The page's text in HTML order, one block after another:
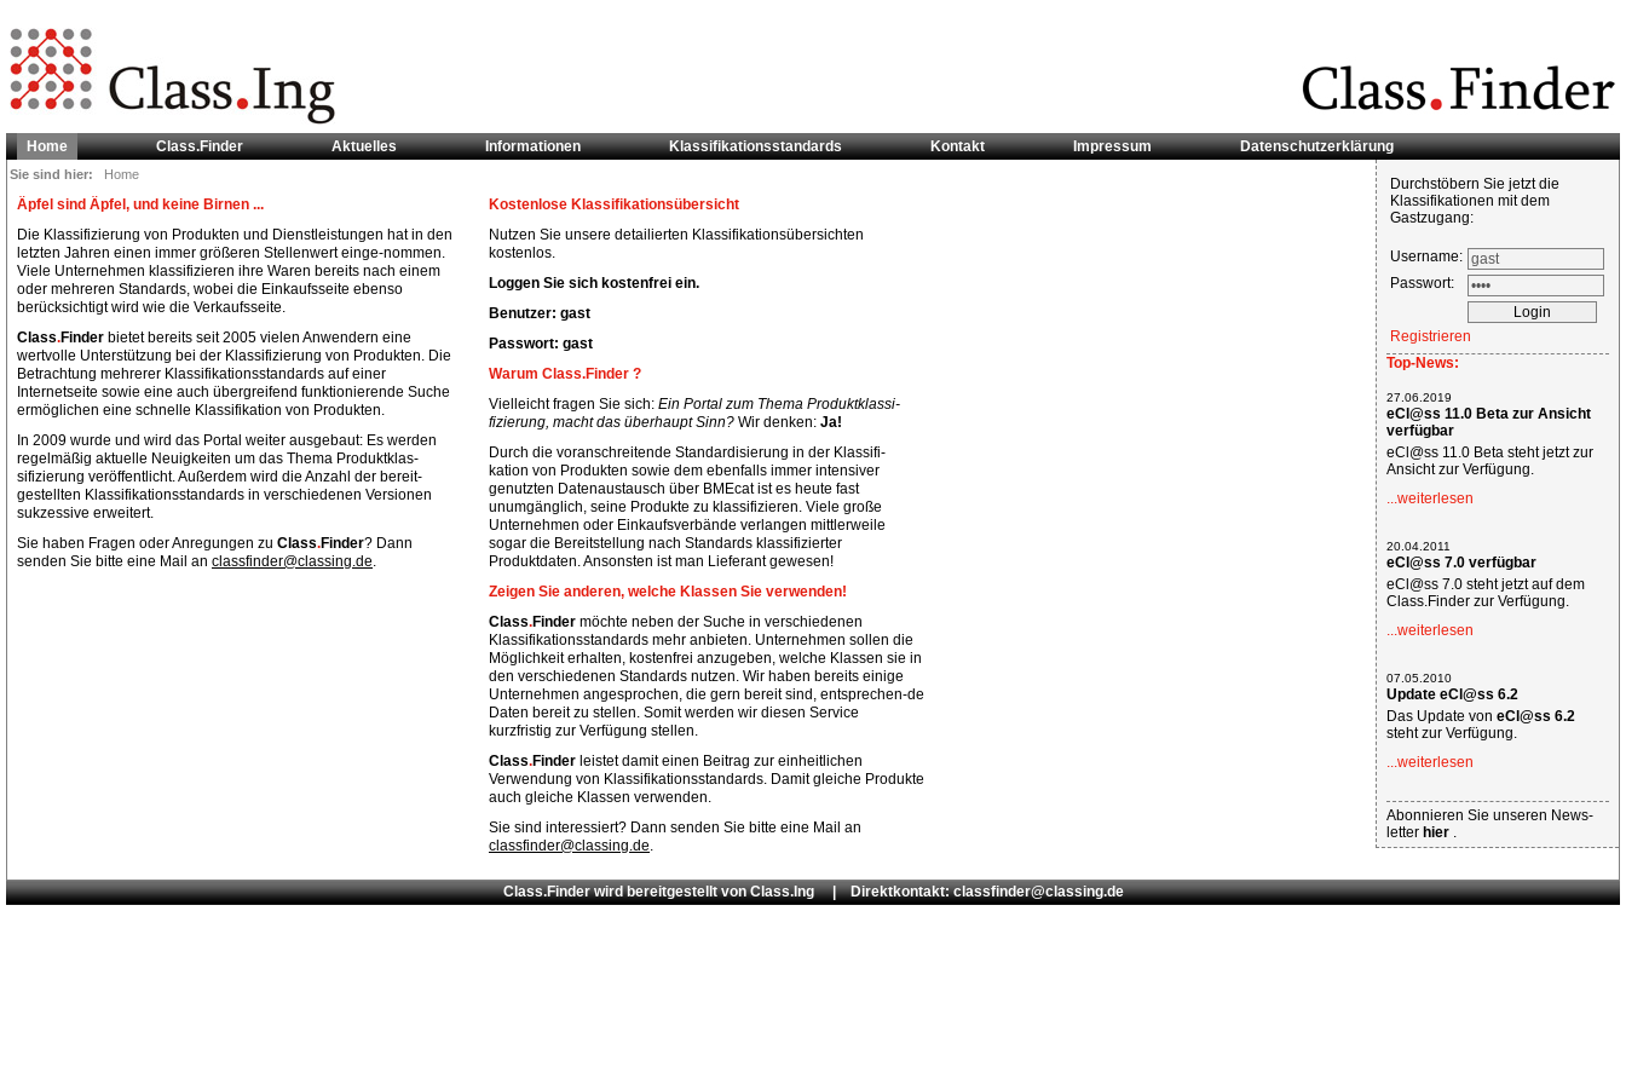
Sie sind hier: Home
Home Class.Finder Aktuelles Informationen Klassifikationsstandards Kontakt Impressum Datenschutzerklärung
Äpfel sind Äpfel, und keine Birnen ...
Die Klassifizierung von Produkten und Dienstleistungen hat in den
letzten Jahren einen immer größeren Stellenwert einge-nommen.
Viele Unternehmen klassifizieren ihre Waren bereits nach einem
oder mehreren Standards, wobei die Einkaufsseite ebenso
berücksichtigt wird wie die Verkaufsseite.
Class.Finder bietet bereits seit 2005 vielen Anwendern eine
wertvolle Unterstützung bei der Klassifizierung von Produkten. Die
Betrachtung mehrerer Klassifikationsstandards auf einer
Internetseite sowie eine auch übergreifend funktionierende Suche
ermöglichen eine schnelle Klassifikation von Produkten.
In 2009 wurde und wird das Portal weiter ausgebaut: Es werden
regelmäßig aktuelle Neuigkeiten um das Thema Produktklas-
sifizierung veröffentlicht. Außerdem wird die Anzahl der bereit-
gestellten Klassifikationsstandards in verschiedenen Versionen
sukzessive erweitert.
Sie haben Fragen oder Anregungen zu Class.Finder? Dann
senden Sie bitte eine Mail an classfinder@classing.de.
Kostenlose Klassifikationsübersicht
Nutzen Sie unsere detailierten Klassifikationsübersichten
kostenlos.
Loggen Sie sich kostenfrei ein.
Benutzer: gast
Passwort: gast
Warum Class.Finder ?
Vielleicht fragen Sie sich: Ein Portal zum Thema Produktklassi-
fizierung, macht das überhaupt Sinn? Wir denken: Ja!
Durch die voranschreitende Standardisierung in der Klassifi-
kation von Produkten sowie dem ebenfalls immer intensiver
genutzten Datenaustausch über BMEcat ist es heute fast
unumgänglich, seine Produkte zu klassifizieren. Viele große
Unternehmen oder Einkaufsverbände verlangen mittlerweile
sogar die Bereitstellung nach Standards klassifizierter
Produktdaten. Ansonsten ist man Lieferant gewesen!
Zeigen Sie anderen, welche Klassen Sie verwenden!
Class.Finder möchte neben der Suche in verschiedenen
Klassifikationsstandards mehr anbieten. Unternehmen sollen die
Möglichkeit erhalten, kostenfrei anzugeben, welche Klassen sie in
den verschiedenen Standards nutzen. Wir haben bereits einige
Unternehmen angesprochen, die gern bereit sind, entsprechen-de
Daten bereit zu stellen. Somit werden wir diesen Service
kurzfristig zur Verfügung stellen.
Class.Finder leistet damit einen Beitrag zur einheitlichen
Verwendung von Klassifikationsstandards. Damit gleiche Produkte
auch gleiche Klassen verwenden.
Sie sind interessiert? Dann senden Sie bitte eine Mail an
classfinder@classing.de.
Durchstöbern Sie jetzt die
Klassifikationen mit dem
Gastzugang:
Username:
Passwort:
Registrieren
Top-News:
27.06.2019
eCl@ss 11.0 Beta zur Ansicht
verfügbar
eCl@ss 11.0 Beta steht jetzt zur
Ansicht zur Verfügung.
...weiterlesen
20.04.2011
eCl@ss 7.0 verfügbar
eCl@ss 7.0 steht jetzt auf dem
Class.Finder zur Verfügung.
...weiterlesen
07.05.2010
Update eCl@ss 6.2
Das Update von eCl@ss 6.2
steht zur Verfügung.
...weiterlesen
Abonnieren Sie unseren News-
letter hier .
Class.Finder wird bereitgestellt vonClass.Ing| Direktkontakt: classfinder@classing.de